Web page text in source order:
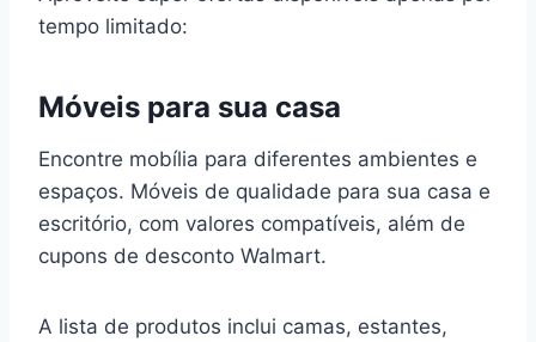
tempo limitado:
Móveis para sua casa
Encontre mobília para diferentes ambientes e
espaços. Móveis de qualidade para sua casa e
escritório, com valores compatíveis, além de
cupons de desconto Walmart.
A lista de produtos inclui camas, estantes,